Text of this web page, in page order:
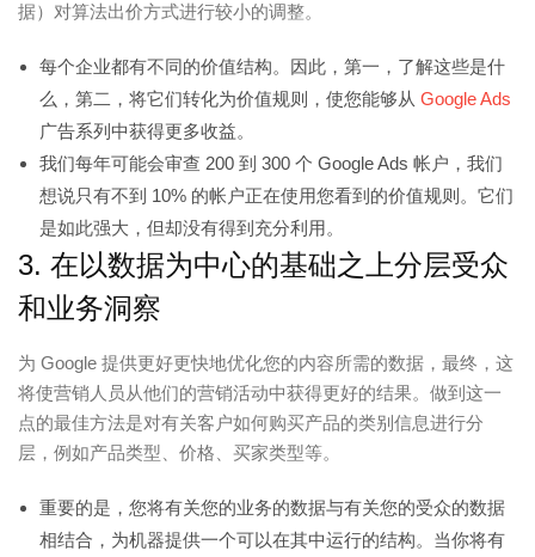
据）对算法出价方式进行较小的调整。
每个企业都有不同的价值结构。因此，第一，了解这些是什
么，第二，将它们转化为价值规则，使您能够从 Google Ads
广告系列中获得更多收益。
我们每年可能会审查 200 到 300 个 Google Ads 帐户，我们
想说只有不到 10% 的帐户正在使用您看到的价值规则。它们
是如此强大，但却没有得到充分利用。
3. 在以数据为中心的基础之上分层受众
和业务洞察
为 Google 提供更好更快地优化您的内容所需的数据，最终，这
将使营销人员从他们的营销活动中获得更好的结果。做到这一
点的最佳方法是对有关客户如何购买产品的类别信息进行分
层，例如产品类型、价格、买家类型等。
重要的是，您将有关您的业务的数据与有关您的受众的数据
相结合，为机器提供一个可以在其中运行的结构。当你将有